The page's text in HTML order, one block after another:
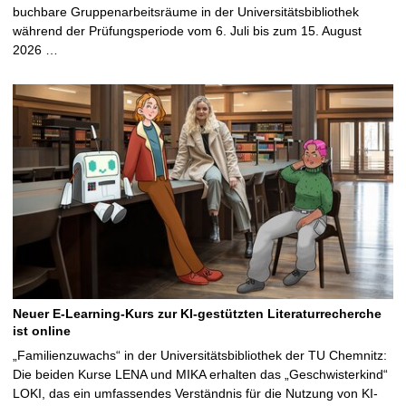
buchbare Gruppenarbeitsräume in der Universitätsbibliothek
während der Prüfungsperiode vom 6. Juli bis zum 15. August
2026 …
Neuer E-Learning-Kurs zur KI-gestützten Literaturrecherche
ist online
„Familienzuwachs“ in der Universitätsbibliothek der TU Chemnitz:
Die beiden Kurse LENA und MIKA erhalten das „Geschwisterkind“
LOKI, das ein umfassendes Verständnis für die Nutzung von KI-